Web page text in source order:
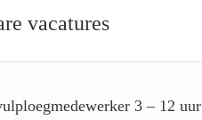
vacatures
3 – 12 uur